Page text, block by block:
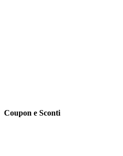
Coupon e Sconti